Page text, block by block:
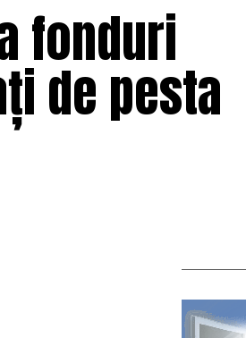
fonduri
de pesta